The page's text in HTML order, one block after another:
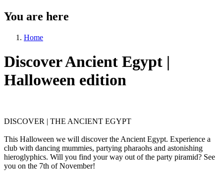
You are here
Home
Discover Ancient Egypt |
Halloween edition
DISCOVER | THE ANCIENT EGYPT
This Halloween we will discover the Ancient Egypt. Experience a
club with dancing mummies, partying pharaohs and astonishing
hieroglyphics. Will you find your way out of the party piramid? See
you on the 7th of November!